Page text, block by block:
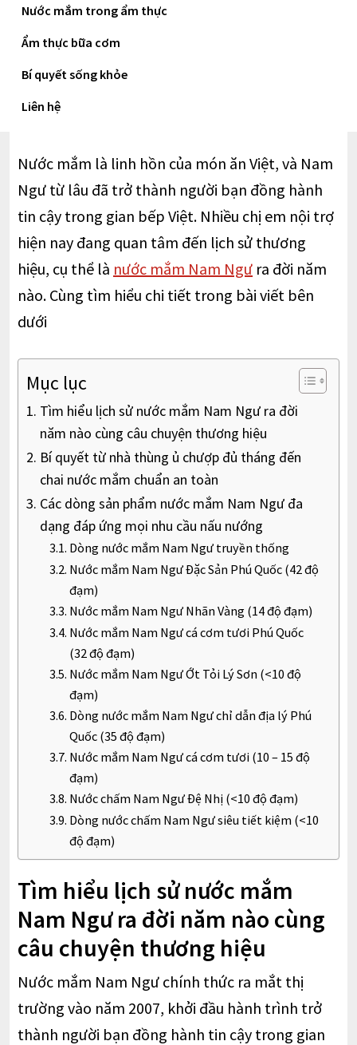
Nước mắm trong ẩm thực
Ẩm thực bữa cơm
Bí quyết sống khỏe
Liên hệ
thùng ủ chượp, thương hiệu không chỉ đảm
bảo hương vị thơm ngon mà còn cung cấp
nhu cầu nấu nướng và ngân sách của người
tiêu dùng.
Nước mắm là linh hồn của món ăn Việt, và Nam
Ngư từ lâu đã trở thành người bạn đồng hành
tin cậy trong gian bếp Việt. Nhiều chị em nội trợ
hiện nay đang quan tâm đến lịch sử thương
hiệu, cụ thể là nước mắm Nam Ngư ra đời năm
nào. Cùng tìm hiểu chi tiết trong bài viết bên
dưới
Mục lục
Tìm hiểu lịch sử nước mắm Nam Ngư ra đời
năm nào cùng câu chuyện thương hiệu
Bí quyết từ nhà thùng ủ chượp đủ tháng đến
chai nước mắm chuẩn an toàn
Các dòng sản phẩm nước mắm Nam Ngư đa
dạng đáp ứng mọi nhu cầu nấu nướng
Dòng nước mắm Nam Ngư truyền thống
Nước mắm Nam Ngư Đặc Sản Phú Quốc (42 độ
đạm)
Nước mắm Nam Ngư Nhãn Vàng (14 độ đạm)
Nước mắm Nam Ngư cá cơm tươi Phú Quốc
(32 độ đạm)
Nước mắm Nam Ngư Ớt Tỏi Lý Sơn (<10 độ
đạm)
Dòng nước mắm Nam Ngư chỉ dẫn địa lý Phú
Quốc (35 độ đạm)
Nước mắm Nam Ngư cá cơm tươi (10 – 15 độ
đạm)
Nước chấm Nam Ngư Đệ Nhị (<10 độ đạm)
Dòng nước chấm Nam Ngư siêu tiết kiệm (<10
độ đạm)
Tìm hiểu lịch sử nước mắm
Nam Ngư ra đời năm nào cùng
câu chuyện thương hiệu
Nước mắm Nam Ngư chính thức ra mắt thị
trường vào năm 2007, khởi đầu hành trình trở
thành người bạn đồng hành tin cậy trong gian